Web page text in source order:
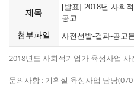
제목
[발표] 2018년 사회
공고
첨부파일 사전선발-결과-공고
2018년도 사회적기업가 육성사업 사
문의사항 : 기획실 육성사업 담당